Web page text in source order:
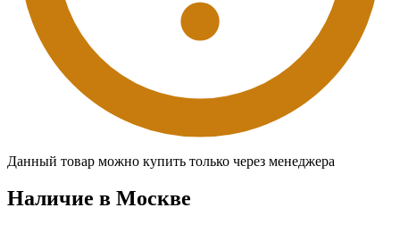
Данный товар можно купить только через менеджера
Наличие в Москвe